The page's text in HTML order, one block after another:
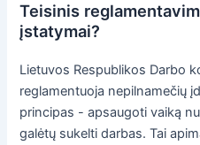
Teisinis
įstatymai?
Lietuvos Respublikos Darbo
reglamentuoja nepilnamečių
principas - apsaugoti vaiką
galėtų sukelti darbas. Tai